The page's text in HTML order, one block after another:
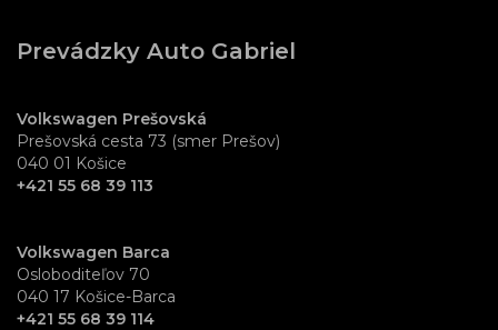
Prevádzky Auto Gabriel
Volkswagen Prešovská
Prešovská cesta 73 (smer Prešov)
040 01 Košice
+421 55 68 39 113
Volkswagen Barca
Osloboditeľov 70
040 17 Košice-Barca
+421 55 68 39 114